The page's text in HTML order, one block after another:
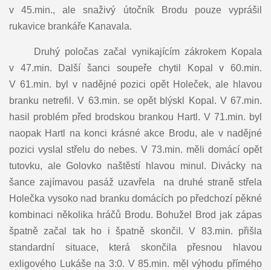
v 45.min., ale snaživý útočník Brodu pouze vyprášil
rukavice brankáře Kanavala.
Druhý poločas začal vynikajícím zákrokem Kopala
v 47.min. Další šanci soupeře chytil Kopal v 60.min.
V 61.min. byl v nadějné pozici opět Holeček, ale hlavou
branku netrefil. V 63.min. se opět blýskl Kopal. V 67.min.
hasil problém před brodskou brankou Hartl. V 71.min. byl
naopak Hartl na konci krásné akce Brodu, ale v nadějné
pozici vyslal střelu do nebes. V 73.min. měli domácí opět
tutovku, ale Golovko naštěstí hlavou minul. Divácky na
šance zajímavou pasáž uzavřela na druhé straně střela
Holečka vysoko nad branku domácích po předchozí pěkné
kombinaci několika hráčů Brodu. Bohužel Brod jak zápas
špatně začal tak ho i špatně skončil. V 83.min. přišla
standardní situace, která skončila přesnou hlavou
exligového Lukáše na 3:0. V 85.min. měl výhodu přímého